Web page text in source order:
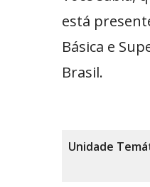
está
Básica e
Brasil.
Unidade